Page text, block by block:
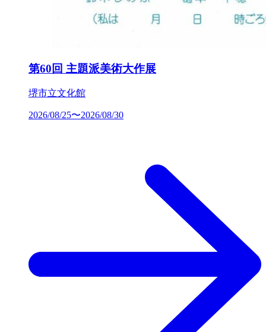
第60回 主題派美術大作展
堺市立文化館
2026/08/25〜2026/08/30